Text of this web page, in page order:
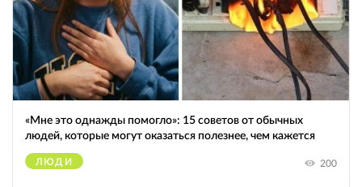
«Мне это однажды помогло»: 15 советов от обычных
людей, которые могут оказаться полезнее, чем кажется
ЛЮДИ 200